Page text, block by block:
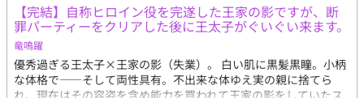
【完結】自称ヒロイン役を完遂した王家の影ですが、断
罪パーティーをクリアした後に王太子がぐいぐい来ます。
竜鳴躍
優秀過ぎる王太子×王家の影（失業）。 白い肌に黒髪黒瞳。小柄
な体格で――そして両性具有。不出来な体ゆえ実の親に捨てら
れ、現在はその容姿を含め能力を買われて王家の影をしていたス